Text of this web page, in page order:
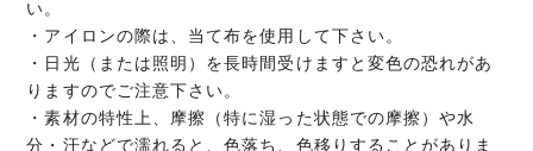
い。
・アイロンの際は、当て布を使用して下さい。
・日光（または照明）を長時間受けますと変色の恐れがあ
りますのでご注意下さい。
・素材の特性上、摩擦（特に湿った状態での摩擦）や水
分・汗などで濡れると、色落ち、色移りすることがありま